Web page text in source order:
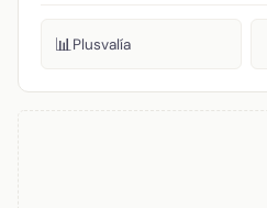
📊Plusvalía